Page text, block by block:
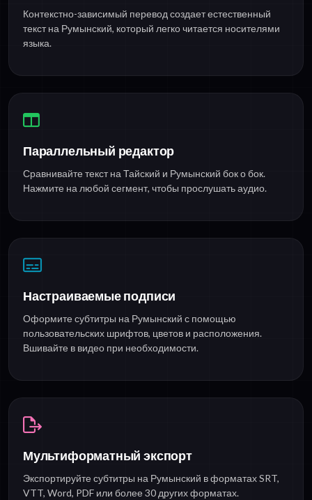
Контекстно-зависимый перевод создает естественный
текст на Румынский, который легко читается носителями
языка.
Параллельный редактор
Сравнивайте текст на Тайский и Румынский бок о бок.
Нажмите на любой сегмент, чтобы прослушать аудио.
Настраиваемые подписи
Оформите субтитры на Румынский с помощью
пользовательских шрифтов, цветов и расположения.
Вшивайте в видео при необходимости.
Мультиформатный экспорт
Экспортируйте субтитры на Румынский в форматах SRT,
VTT, Word, PDF или более 30 других форматах.